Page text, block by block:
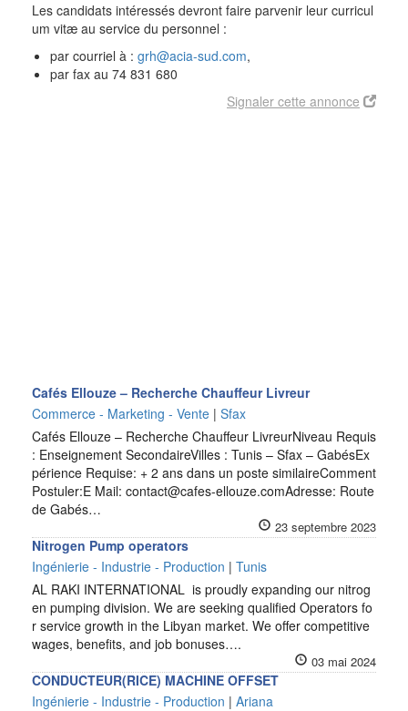
Les candidats intéressés devront faire parvenir leur curricul
um vitæ au service du personnel :
par courriel à : grh@acia-sud.com,
par fax au 74 831 680
Signaler cette annonce
Cafés Ellouze – Recherche Chauffeur Livreur
Commerce - Marketing - Vente | Sfax
Cafés Ellouze – Recherche Chauffeur LivreurNiveau Requis
: Enseignement SecondaireVilles : Tunis – Sfax – GabésEx
périence Requise: + 2 ans dans un poste similaireComment
Postuler:E Mail: contact@cafes-ellouze.comAdresse: Route
de Gabés…
23 septembre 2023
Nitrogen Pump operators
Ingénierie - Industrie - Production | Tunis
AL RAKI INTERNATIONAL is proudly expanding our nitrog
en pumping division. We are seeking qualified Operators fo
r service growth in the Libyan market. We offer competitive
wages, benefits, and job bonuses….
03 mai 2024
CONDUCTEUR(RICE) MACHINE OFFSET
Ingénierie - Industrie - Production | Ariana